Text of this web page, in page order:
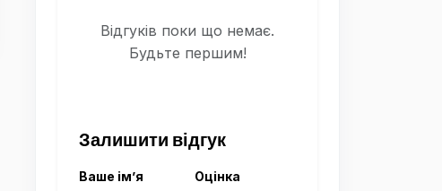
Відгуків поки що немає.
Будьте першим!
Залишити відгук
Ваше ім’я Оцінка